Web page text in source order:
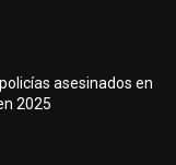
asesinados en
2025